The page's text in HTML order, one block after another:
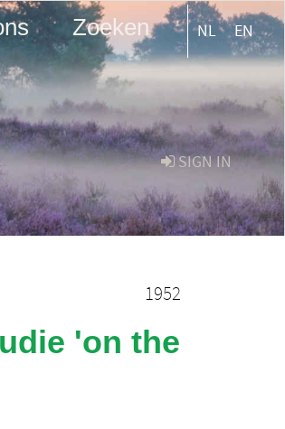
Zoeken NL EN
SIGN IN
1952
'on the